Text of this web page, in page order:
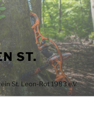
ST.
St. Leon-Rot 1983 e.V.